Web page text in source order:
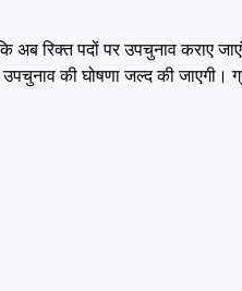
अब रिक्त पदों पर उपचुनाव कराए
उपचुनाव की घोषणा जल्द की